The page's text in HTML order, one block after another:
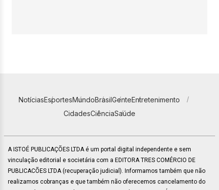
NotíciasEsportesMundoBrasilGenteEntretenimento
CidadesCiênciaSaúde
A ISTOÉ PUBLICAÇÕES LTDA é um portal digital independente e sem
vinculação editorial e societária com a EDITORA TRES COMÉRCIO DE
PUBLICACÕES LTDA (recuperação judicial). Informamos também que não
realizamos cobranças e que também não oferecemos cancelamento do